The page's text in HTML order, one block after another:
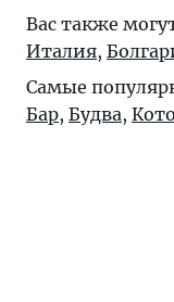
Вас также
Италия,
Самые
Бар, Будва,